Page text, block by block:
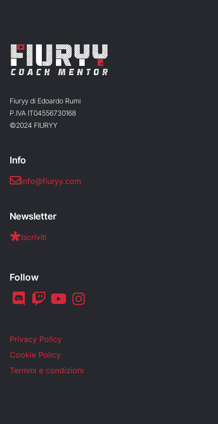
Fiuryy di Edoardo Rumi
P.IVA IT04556730168
©2024 FIURYY
Info
info@fiuryy.com
Newsletter
Iscriviti
Follow
Privacy Policy
Cookie Policy
Termini e condizioni